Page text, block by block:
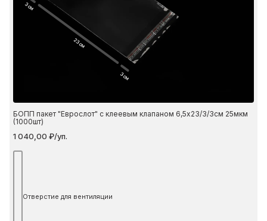
23 см
3 см
3 см
БОПП пакет "Еврослот" с клеевым клапаном 6,5х23/3/3см 25мкм
(1000шт)
1 040,00 ₽/уп.
Отверстие для вентиляции